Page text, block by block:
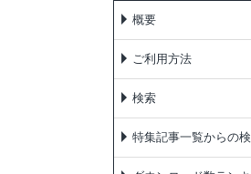
概要
ご利用方法
検索
特集記事一覧からの